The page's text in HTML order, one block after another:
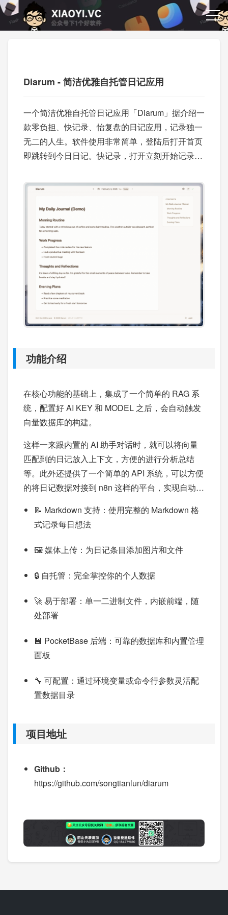
Diarum - 简洁优雅自托管日记应用
一个简洁优雅自托管日记应用「Diarum」据介绍一
款零负担、快记录、怡复盘的日记应用，记录独一
无二的人生。软件使用非常简单，登陆后打开首页
即跳转到今日日记。快记录，打开立刻开始记录，
析。轻松实现现代化 AI 加持的“吾日三省吾身”。
功能介绍
在核心功能的基础上，集成了一个简单的 RAG 系
统，配置好 AI KEY 和 MODEL 之后，会自动触发
向量数据库的构建。
这样一来跟内置的 AI 助手对话时，就可以将向量
匹配到的日记放入上下文，方便的进行分析总结
等。此外还提供了一个简单的 API 系统，可以方便
的将日记数据对接到 n8n 这样的平台，实现自动化
📝 Markdown 支持：使用完整的 Markdown 格
式记录每日想法
🖼️ 媒体上传：为日记条目添加图片和文件
🔒 自托管：完全掌控你的个人数据
🚀 易于部署：单一二进制文件，内嵌前端，随
处部署
💾 PocketBase 后端：可靠的数据库和内置管理
面板
🔧 可配置：通过环境变量或命令行参数灵活配
置数据目录
项目地址
Github：
https://github.com/songtianlun/diarum